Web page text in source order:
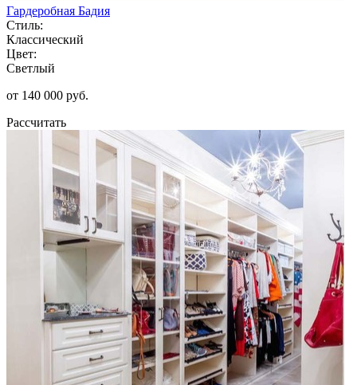
Гардеробная Бадия
Стиль:
Классический
Цвет:
Светлый
от 140 000 руб.
Рассчитать